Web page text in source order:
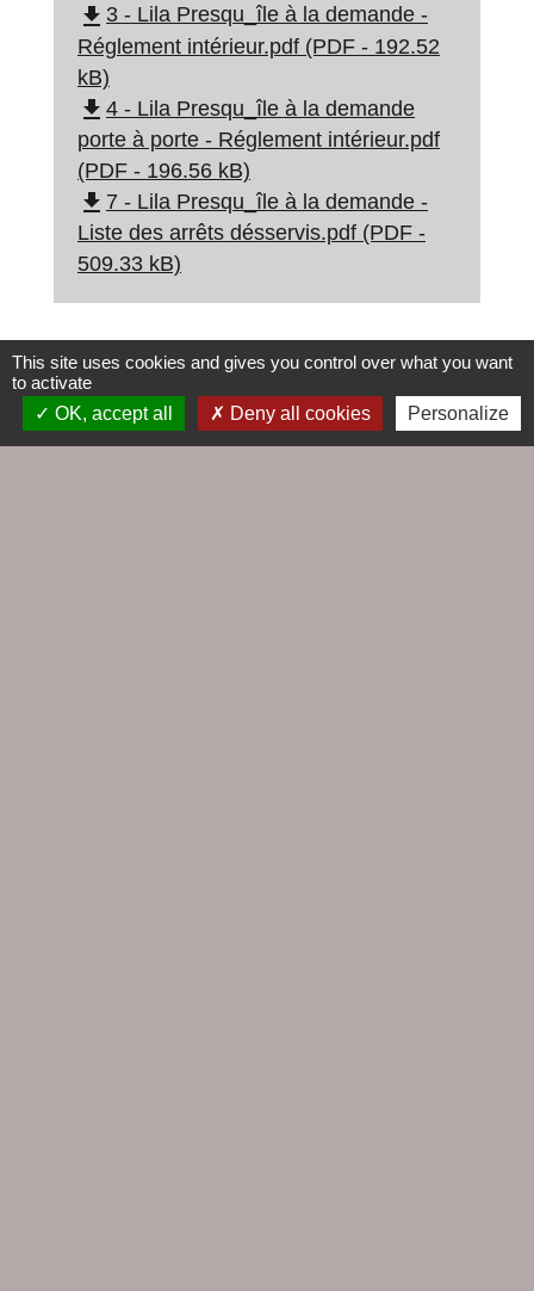
file_download 3 - Lila Presqu_île à la demande -
Réglement intérieur.pdf (PDF - 192.52
kB)
file_download 4 - Lila Presqu_île à la demande
porte à porte - Réglement intérieur.pdf
(PDF - 196.56 kB)
file_download 7 - Lila Presqu_île à la demande -
Liste des arrêts désservis.pdf (PDF -
509.33 kB)
This site uses cookies and gives you control over what you want
to activate
OK, accept all
Deny all cookies Personalize